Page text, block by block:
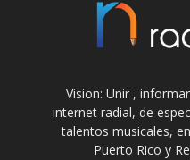
Vision: Unir ,
internet radial, de
talentos musicales,
Puerto Rico y